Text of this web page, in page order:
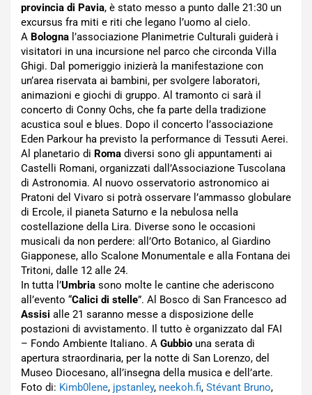
provincia di Pavia, è stato messo a punto dalle 21:30 un
excursus fra miti e riti che legano l’uomo al cielo.
A Bologna l’associazione Planimetrie Culturali guiderà i
visitatori in una incursione nel parco che circonda Villa
Ghigi. Dal pomeriggio inizierà la manifestazione con
un’area riservata ai bambini, per svolgere laboratori,
animazioni e giochi di gruppo. Al tramonto ci sarà il
concerto di Conny Ochs, che fa parte della tradizione
acustica soul e blues. Dopo il concerto l’associazione
Eden Parkour ha previsto la performance di Tessuti Aerei.
Al planetario di Roma diversi sono gli appuntamenti ai
Castelli Romani, organizzati dall’Associazione Tuscolana
di Astronomia. Al nuovo osservatorio astronomico ai
Pratoni del Vivaro si potrà osservare l’ammasso globulare
di Ercole, il pianeta Saturno e la nebulosa nella
costellazione della Lira. Diverse sono le occasioni
musicali da non perdere: all’Orto Botanico, al Giardino
Giapponese, allo Scalone Monumentale e alla Fontana dei
Tritoni, dalle 12 alle 24.
In tutta l’Umbria sono molte le cantine che aderiscono
all’evento “Calici di stelle”. Al Bosco di San Francesco ad
Assisi alle 21 saranno messe a disposizione delle
postazioni di avvistamento. Il tutto è organizzato dal FAI
– Fondo Ambiente Italiano. A Gubbio una serata di
apertura straordinaria, per la notte di San Lorenzo, del
Museo Diocesano, all’insegna della musica e dell’arte.
Foto di: Kimb0lene, jpstanley, neekoh.fi, Stévant Bruno,